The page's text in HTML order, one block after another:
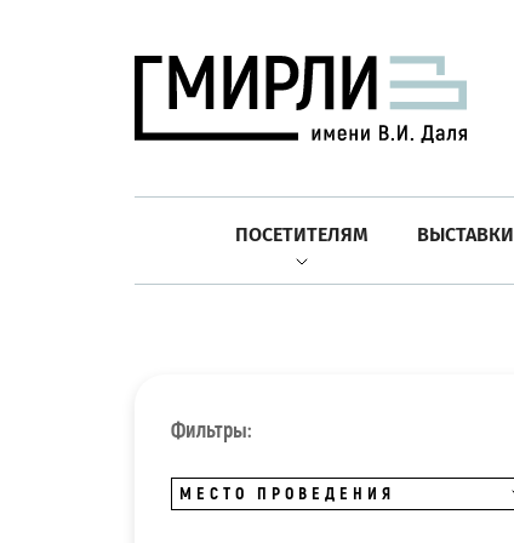
ПОСЕТИТЕЛЯМ ВЫСТАВКИ
Фильтры:
МЕСТО ПРОВЕДЕНИЯ